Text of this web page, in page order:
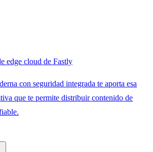
edge cloud de Fastly
con seguridad integrada te aporta esa
que te permite distribuir contenido de